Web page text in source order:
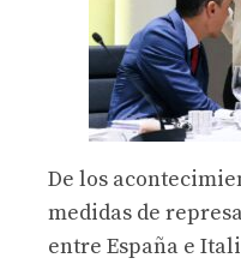
De los
medidas de
entre España e